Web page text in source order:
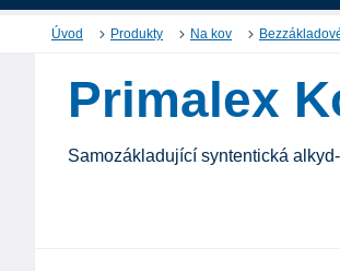
Úvod Produkty Na kov
Primalex
Samozákladující syntentická